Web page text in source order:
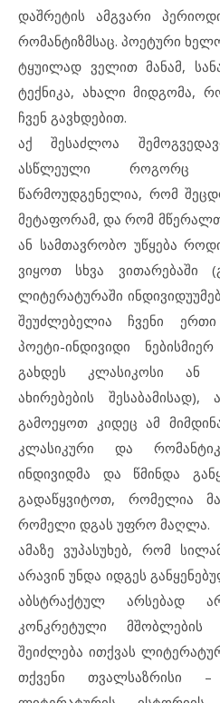
დაშრეტის ამგვარი
რომანტიზმსაც. პოეტური
ტყუილად ველით მანამ,
ტექნიკა, ახალი მიდგომა,
ჩვენ გავხდებით.
აქ შესაძლოა
ასწლეული როგორც
წარმოუდგენელია, რომ
მეტაფორამ, და რომ
ან სამთავრობო უწყება
ვიყოთ სხვა ვითარებაში
ლიტერატურაში
შეუძლებელია ჩვენი
პოეტი-ინდივიდი
გახდეს კლასიკოსი ან
ახირებების
გამოეყოთ კიდეც ამ
კლასიკური და
ინდივიდმა და წმინდა
გადაწყვიტოთ, რომელია
რომელი დგას უფრო მაღლა.
ამაზე ვუპასუხებ, რომ
არავინ უნდა იდგეს
აბსტრაქტულ არსებად
კონკრეტული
შეიძლება ითქვას
თქვენი თვალსაზრისი